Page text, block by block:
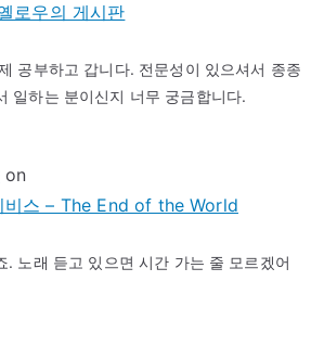
로우의 게시판
공부하고 갑니다. 전문성이 있으셔서 종종
일하는 분이신지 너무 궁금합니다.
on
비스 – The End of the World
. 노래 듣고 있으면 시간 가는 줄 모르겠어